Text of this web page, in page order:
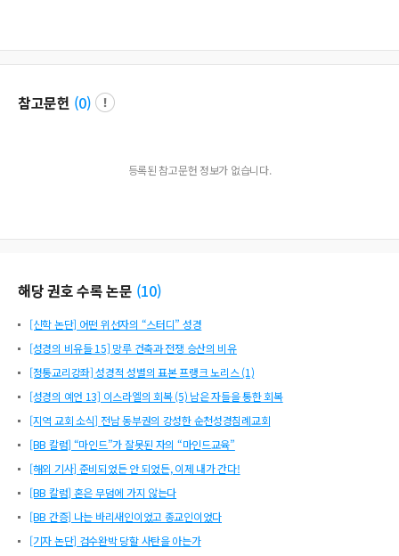
참고문헌 (0)
등록된 참고문헌 정보가 없습니다.
해당 권호 수록 논문 (10)
[신학 논단] 어떤 위선자의 “스터디” 성경
[성경의 비유들 15] 망루 건축과 전쟁 승산의 비유
[정통교리강좌] 성경적 성별의 표본 프랭크 노리스 (1)
[성경의 예언 13] 이스라엘의 회복 (5) 남은 자들을 통한 회복
[지역 교회 소식] 전남 동부권의 강성한 순천성경침례교회
[BB 칼럼] “마인드”가 잘못된 자의 “마인드교육”
[해외 기사] 준비되었든 안 되었든, 이제 내가 간다!
[BB 칼럼] 혼은 무덤에 가지 않는다
[BB 간증] 나는 바리새인이었고 종교인이었다
[기자 논단] 검수완박 당할 사탄을 아는가